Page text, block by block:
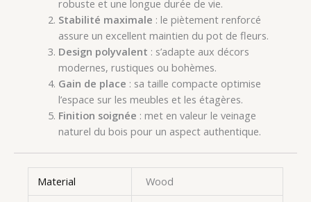
robuste et une longue durée de vie.
Stabilité maximale : le piètement renforcé
assure un excellent maintien du pot de fleurs.
Design polyvalent : s’adapte aux décors
modernes, rustiques ou bohèmes.
Gain de place : sa taille compacte optimise
l’espace sur les meubles et les étagères.
Finition soignée : met en valeur le veinage
naturel du bois pour un aspect authentique.
Material
Wood